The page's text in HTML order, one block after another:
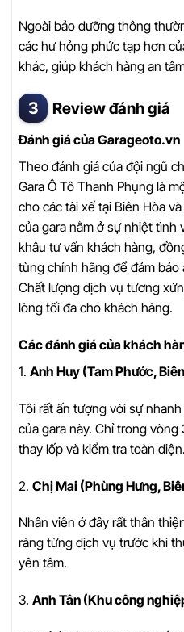
Ngoài bảo dưỡng thông
các hư hỏng phức tạp hơn
khác, giúp khách hàng an
Review đánh giá
Đánh giá của Garageoto.vn
Theo đánh giá của đội ngũ
Gara Ô Tô Thanh Phụng là
cho các tài xế tại Biên Hòa
của gara nằm ở sự nhiệt tình
khâu tư vấn khách hàng,
tùng chính hãng để đảm
Chất lượng dịch vụ tương
lòng tối đa cho khách hàng.
Các đánh giá của khách
1. Anh Huy (Tam Phước,
Tôi rất ấn tượng với sự
của gara này. Chỉ trong
thay lốp và kiểm tra toàn diện.
2. Chị Mai (Phùng Hưng,
Nhân viên ở đây rất thân
ràng từng dịch vụ trước khi
yên tâm.
3. Anh Tân (Khu công